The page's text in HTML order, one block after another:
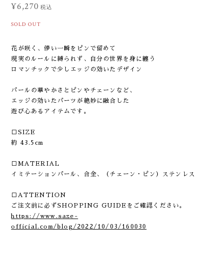
¥6,270 税込
SOLD OUT
花が咲く、儚い一瞬をピンで留めて
現実のルールに縛られず、自分の世界を身に纏う
ロマンチックで少しエッジの効いたデザイン
パールの華やかさとピンやチェーンなど、
エッジの効いたパーツが絶妙に融合した
遊び心あるアイテムです。
□SIZE
約 43.5cm
□MATERIAL
イミテーションパール、合金、（チェーン・ピン）ステンレス
□ATTENTION
ご注文前に必ずSHOPPING GUIDEをご確認ください。
https://www.saze-
official.com/blog/2022/10/03/160030